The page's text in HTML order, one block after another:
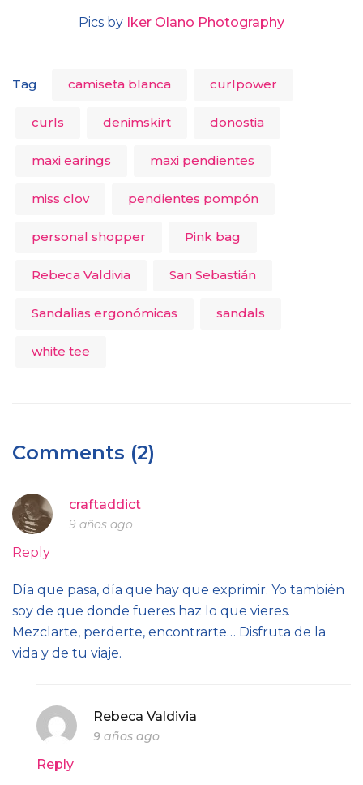
Pics by Iker Olano Photography
Tag camiseta blanca curlpower
curls denimskirt donostia
maxi earings maxi pendientes
miss clov pendientes pompón
personal shopper Pink bag
Rebeca Valdivia San Sebastián
Sandalias ergonómicas sandals
white tee
Comments (2)
craftaddict
9 años ago
Reply
Día que pasa, día que hay que exprimir. Yo también
soy de que donde fueres haz lo que vieres.
Mezclarte, perderte, encontrarte… Disfruta de la
vida y de tu viaje.
Rebeca Valdivia
9 años ago
Reply